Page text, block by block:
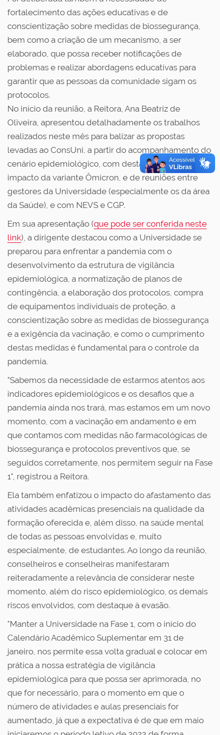
fortalecimento das ações educativas e de
conscientização sobre medidas de biossegurança,
bem como a criação de um mecanismo, a ser
elaborado, que possa receber notificações de
problemas e realizar abordagens educativas para
garantir que as pessoas da comunidade sigam os
protocolos.
No início da reunião, a Reitora, Ana Beatriz de
Oliveira, apresentou detalhadamente os trabalhos
realizados neste mês para balizar as propostas
levadas ao ConsUni, a partir do acompanhamento do
cenário epidemiológico, com destaque para o
impacto da variante Ômicron, e de reuniões entre
gestores da Universidade (especialmente os da área
da Saúde), e com NEVS e CGP.
Em sua apresentação (que pode ser conferida neste
link), a dirigente destacou como a Universidade se
preparou para enfrentar a pandemia com o
desenvolvimento da estrutura de vigilância
epidemiológica, a normatização de planos de
contingência, a elaboração dos protocolos, compra
de equipamentos individuais de proteção, a
conscientização sobre as medidas de biossegurança
e a exigência da vacinação, e como o cumprimento
destas medidas é fundamental para o controle da
pandemia.
"Sabemos da necessidade de estarmos atentos aos
indicadores epidemiológicos e os desafios que a
pandemia ainda nos trará, mas estamos em um novo
momento, com a vacinação em andamento e em
que contamos com medidas não farmacológicas de
biossegurança e protocolos preventivos que, se
seguidos corretamente, nos permitem seguir na Fase
1", registrou a Reitora.
Ela também enfatizou o impacto do afastamento das
atividades acadêmicas presenciais na qualidade da
formação oferecida e, além disso, na saúde mental
de todas as pessoas envolvidas e, muito
especialmente, de estudantes. Ao longo da reunião,
conselheiros e conselheiras manifestaram
reiteradamente a relevância de considerar neste
momento, além do risco epidemiológico, os demais
riscos envolvidos, com destaque à evasão.
"Manter a Universidade na Fase 1, com o início do
Calendário Acadêmico Suplementar em 31 de
janeiro, nos permite essa volta gradual e colocar em
prática a nossa estratégia de vigilância
epidemiológica para que possa ser aprimorada, no
que for necessário, para o momento em que o
número de atividades e aulas presenciais for
aumentado, já que a expectativa é de que em maio